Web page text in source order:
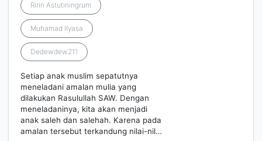
Ririn Astutiningrum
Muhamad Ilyasa
Dedewdew211
Setiap anak muslim sepatutnya
meneladani amalan mulia yang
dilakukan Rasulullah SAW. Dengan
meneladaninya, kita akan menjadi
anak saleh dan salehah. Karena pada
amalan tersebut terkandung nilai-nil…